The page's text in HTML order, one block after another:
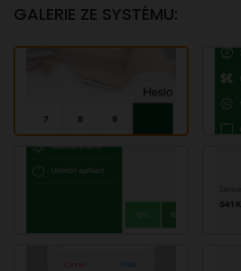
GALERIE ZE SYSTÉMU: